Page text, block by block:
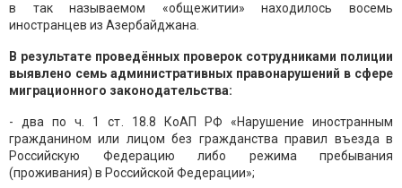
в так называемом «общежитии» находилось восемь
иностранцев из Азербайджана.
В результате проведённых проверок сотрудниками полиции
выявлено семь административных правонарушений в сфере
миграционного законодательства:
- два по ч. 1 ст. 18.8 КоАП РФ «Нарушение иностранным
гражданином или лицом без гражданства правил въезда в
Российскую Федерацию либо режима пребывания
(проживания) в Российской Федерации»;